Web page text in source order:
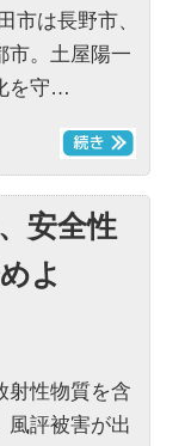
は長野市、
市。土屋陽一
を守…
安全性
よ
性物質を含
風評被害が出